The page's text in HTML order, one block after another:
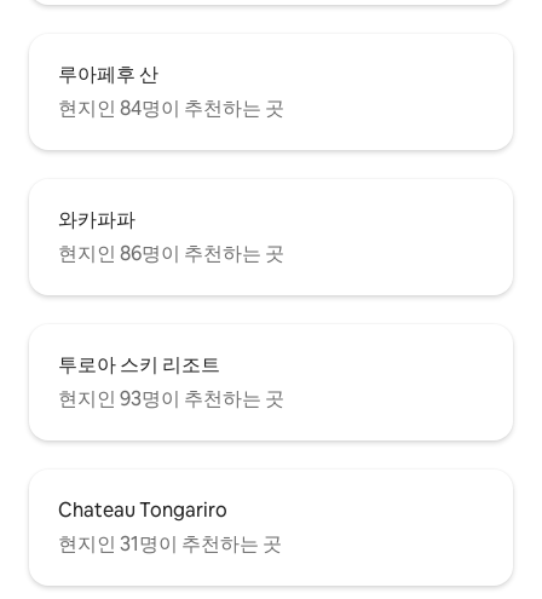
루아페후 산
현지인 84명이 추천하는 곳
와카파파
현지인 86명이 추천하는 곳
투로아 스키 리조트
현지인 93명이 추천하는 곳
Chateau Tongariro
현지인 31명이 추천하는 곳